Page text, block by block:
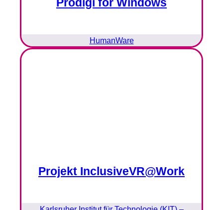
Prodigi for Windows
HumanWare
Projekt InclusiveVR@Work